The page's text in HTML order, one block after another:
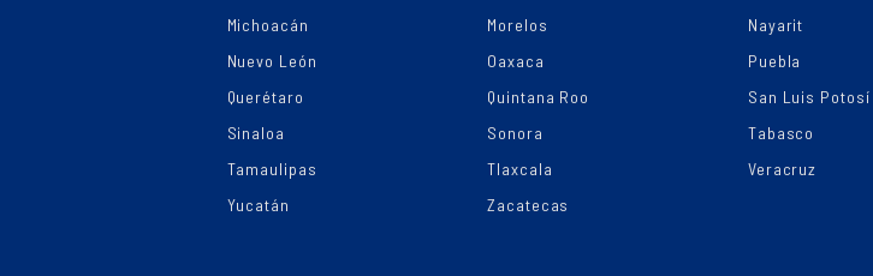
Michoacán
Morelos
Nayarit
Nuevo León
Oaxaca
Puebla
Querétaro
Quintana Roo
San Luis Potosí
Sinaloa
Sonora
Tabasco
Tamaulipas
Tlaxcala
Veracruz
Yucatán
Zacatecas